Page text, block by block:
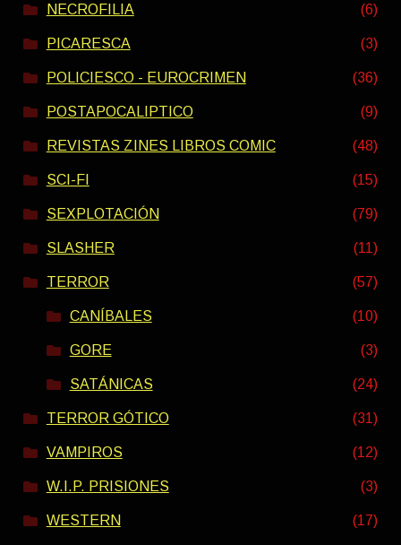
NECROFILIA (6)
PICARESCA (3)
POLICIESCO - EUROCRIMEN (36)
POSTAPOCALIPTICO (9)
REVISTAS ZINES LIBROS COMIC (48)
SCI-FI (15)
SEXPLOTACIÓN (79)
SLASHER (11)
TERROR (57)
CANÍBALES (10)
GORE (3)
SATÁNICAS (24)
TERROR GÓTICO (31)
VAMPIROS (12)
W.I.P. PRISIONES (3)
WESTERN (17)